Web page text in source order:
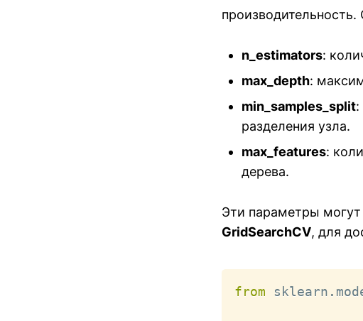
производительность.
n_estimators:
max_depth:
min_samples_split:
разделения узла.
max_features:
дерева.
Эти параметры
GridSearchCV, для
from sklearn .